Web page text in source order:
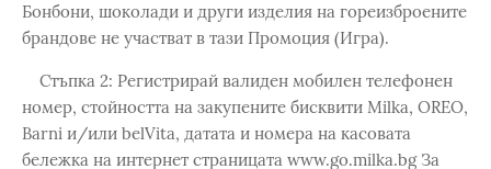
Бонбони, шоколади и други изделия на гореизброените
брандове не участват в тази Промоция (Игра).
Стъпка 2: Регистрирай валиден мобилен телефонен
номер, стойността на закупените бисквити Milka, OREO,
Barni и/или belVita, датата и номера на касовата
бележка на интернет страницата www.go.milka.bg За